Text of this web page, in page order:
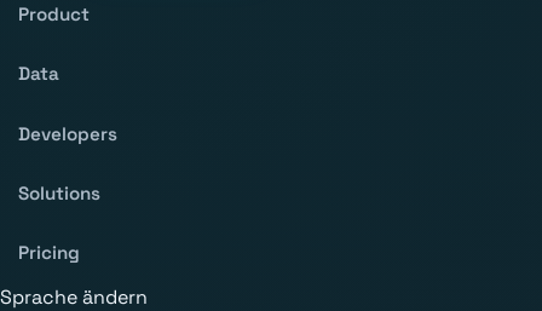
Product
Data
Developers
Solutions
Pricing
Sprache ändern